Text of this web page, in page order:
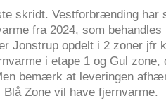
skridt. Vestforbrænding har
fra 2024, som
Jonstrup opdelt i 2 zoner jfr
i etape 1 og Gul
bemærk at leveringen
Zone vil have fjernvarme.